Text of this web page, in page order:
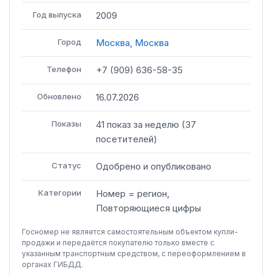
Год выпуска 2009
Город Москва Москва
Телефон +7 (909) 636-58-35
Обновлено 16.07.2026
Показы 41 показ за неделю (37
посетителей)
Статус Одобрено и опубликовано
Категории
Номер = регион,
Повторяющиеся цифры
Госномер не является самостоятельным объектом купли-
продажи и передаётся покупателю только вместе с
указанным транспортным средством, с переоформлением в
органах ГИБДД.